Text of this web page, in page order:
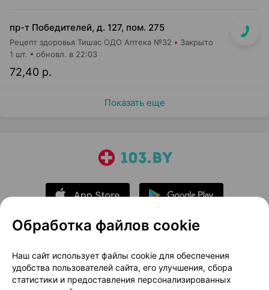
пр-т Победителей, д. 127, пом. 275
Рецепт здоровья Тишас ОДО Аптека №32 Закрыто
72,40 р.
1 шт. обновл. в 22:03
Показать еще
О проекте
Новости проекта
Размещение рекламы
Медицинский маркетинг
Публичный договор
Доставка
Обработка файлов cookie
Наш сайт использует файлы cookie для обеспечения
удобства пользователей сайта, его улучшения, сбора
статистики и предоставления персонализированных